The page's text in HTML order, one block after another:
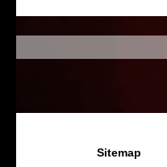
Sitemap